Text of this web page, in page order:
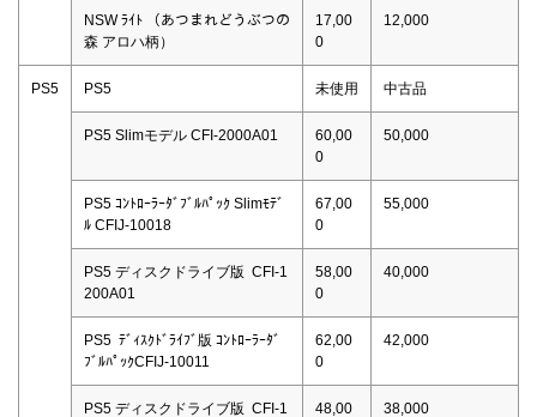
NSW ﾗｲﾄ （あつまれどうぶつの
森 アロハ柄）
17,00
0
12,000
PS5 PS5 未使用 中古品
PS5 Slimモデル CFI-2000A01
60,00
0
50,000
PS5 ｺﾝﾄﾛｰﾗｰﾀﾞﾌﾞﾙﾊﾟｯｸ Slimﾓﾃﾞ
ﾙ CFIJ-10018
67,00
0
55,000
PS5 ディスクドライブ版 CFI-1
200A01
58,00
0
40,000
PS5 ﾃﾞｨｽｸﾄﾞﾗｲﾌﾞ版 ｺﾝﾄﾛｰﾗｰﾀﾞ
ﾌﾞﾙﾊﾟｯｸCFIJ-10011
62,00
0
42,000
PS5 ディスクドライブ版 CFI-1 48,00 38,000